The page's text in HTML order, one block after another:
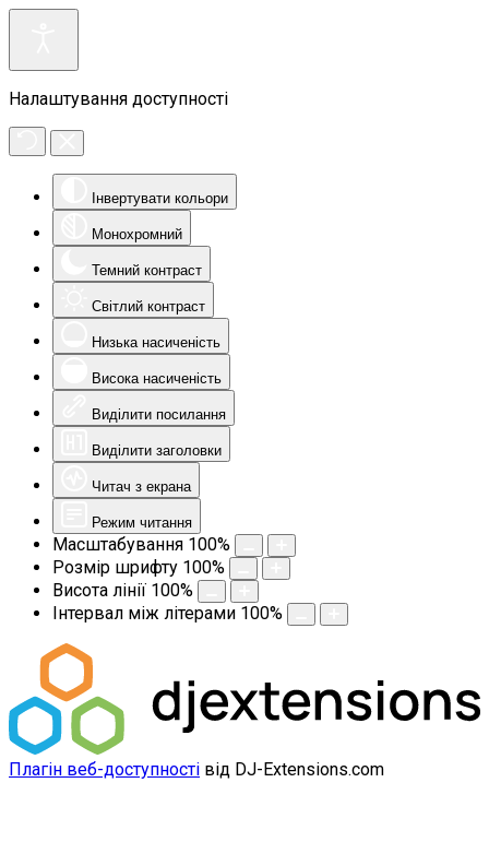
Налаштування доступності
Інвертувати кольори
Монохромний
Темний контраст
Світлий контраст
Низька насиченість
Висока насиченість
Виділити посилання
Виділити заголовки
Читач з екрана
Режим читання
Масштабування 100%
Розмір шрифту 100%
Висота лінії 100%
Інтервал між літерами 100%
Плагін веб-доступності від DJ-Extensions.com